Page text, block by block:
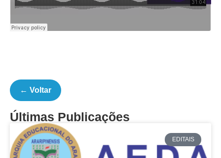
← Voltar
Últimas Publicações
EDITAIS